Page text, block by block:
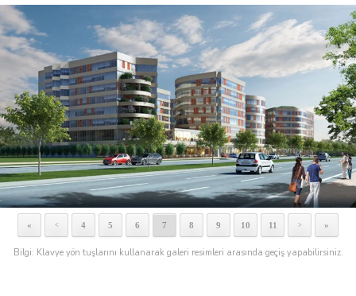
« < 4 5 6 7 8 9 10 11 > »
Bilgi: Klavye yön tuşlarını kullanarak galeri resimleri arasında geçiş yapabilirsiniz.